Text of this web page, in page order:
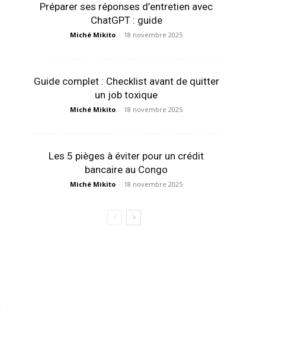
Préparer ses réponses d’entretien avec
ChatGPT : guide
Miché Mikito - 18 novembre 2025
Guide complet : Checklist avant de quitter
un job toxique
Miché Mikito - 18 novembre 2025
Les 5 pièges à éviter pour un crédit
bancaire au Congo
Miché Mikito - 18 novembre 2025